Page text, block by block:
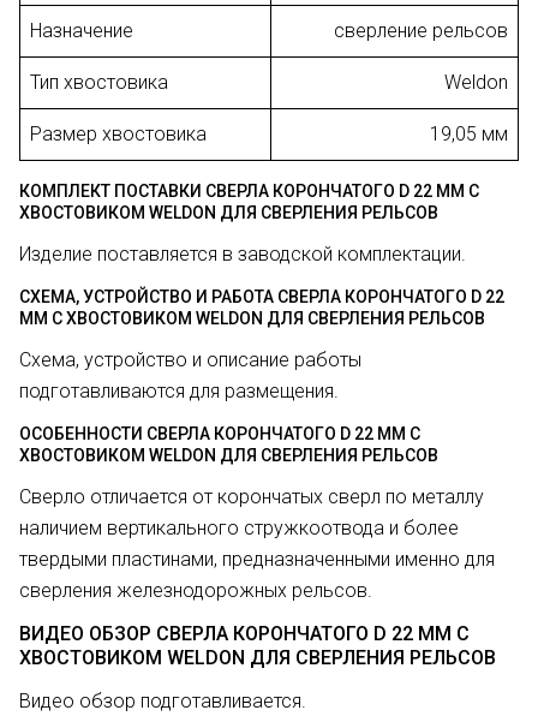
Назначение сверление рельсов
Тип хвостовика Weldon
Размер хвостовика 19,05 мм
КОМПЛЕКТ ПОСТАВКИ СВЕРЛА КОРОНЧАТОГО D 22 ММ С
ХВОСТОВИКОМ WELDON ДЛЯ СВЕРЛЕНИЯ РЕЛЬСОВ
Изделие поставляется в заводской комплектации.
СХЕМА, УСТРОЙСТВО И РАБОТА СВЕРЛА КОРОНЧАТОГО D 22
ММ С ХВОСТОВИКОМ WELDON ДЛЯ СВЕРЛЕНИЯ РЕЛЬСОВ
Схема, устройство и описание работы
подготавливаются для размещения.
ОСОБЕННОСТИ СВЕРЛА КОРОНЧАТОГО D 22 ММ С
ХВОСТОВИКОМ WELDON ДЛЯ СВЕРЛЕНИЯ РЕЛЬСОВ
Сверло отличается от корончатых сверл по металлу
наличием вертикального стружкоотвода и более
твердыми пластинами, предназначенными именно для
сверления железнодорожных рельсов.
ВИДЕО ОБЗОР СВЕРЛА КОРОНЧАТОГО D 22 ММ С
ХВОСТОВИКОМ WELDON ДЛЯ СВЕРЛЕНИЯ РЕЛЬСОВ
Видео обзор подготавливается.